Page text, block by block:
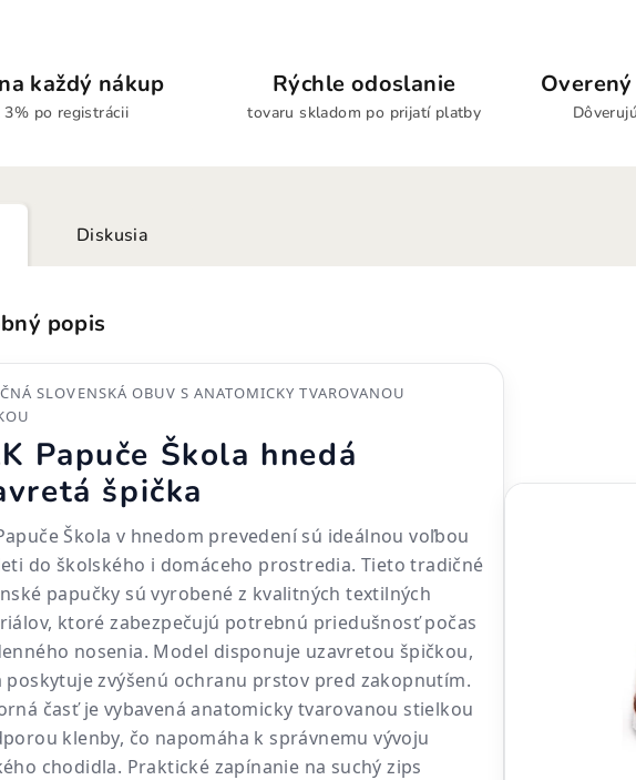
každý nákup
3% po registrácii
Rýchle odoslanie
tovaru skladom po prijatí platby
Diskusia
popis
SLOVENSKÁ OBUV S ANATOMICKY TVAROVANOU
Papuče Škola hnedá
špička
Škola v hnedom prevedení sú ideálnou voľbou
do školského i domáceho prostredia. Tieto tradičné
papučky sú vyrobené z kvalitných textilných
ktoré zabezpečujú potrebnú priedušnosť počas
nosenia. Model disponuje uzavretou špičkou,
poskytuje zvýšenú ochranu prstov pred zakopnutím.
časť je vybavená anatomicky tvarovanou stielkou
klenby, čo napomáha k správnemu vývoju
chodidla. Praktické zapínanie na suchý zips